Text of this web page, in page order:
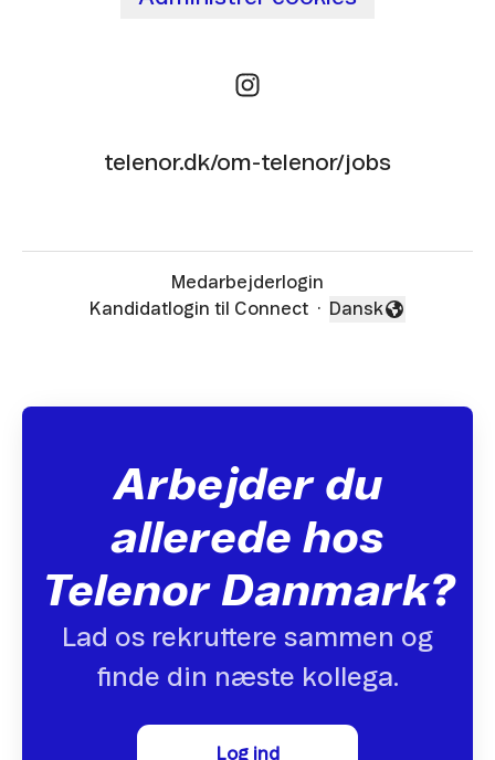
telenor.dk/om-telenor/jobs
Medarbejderlogin
Kandidatlogin til Connect ·
Skift sprog
Dansk
Arbejder du
allerede hos
Telenor Danmark?
Lad os rekruttere sammen og
finde din næste kollega.
Log ind